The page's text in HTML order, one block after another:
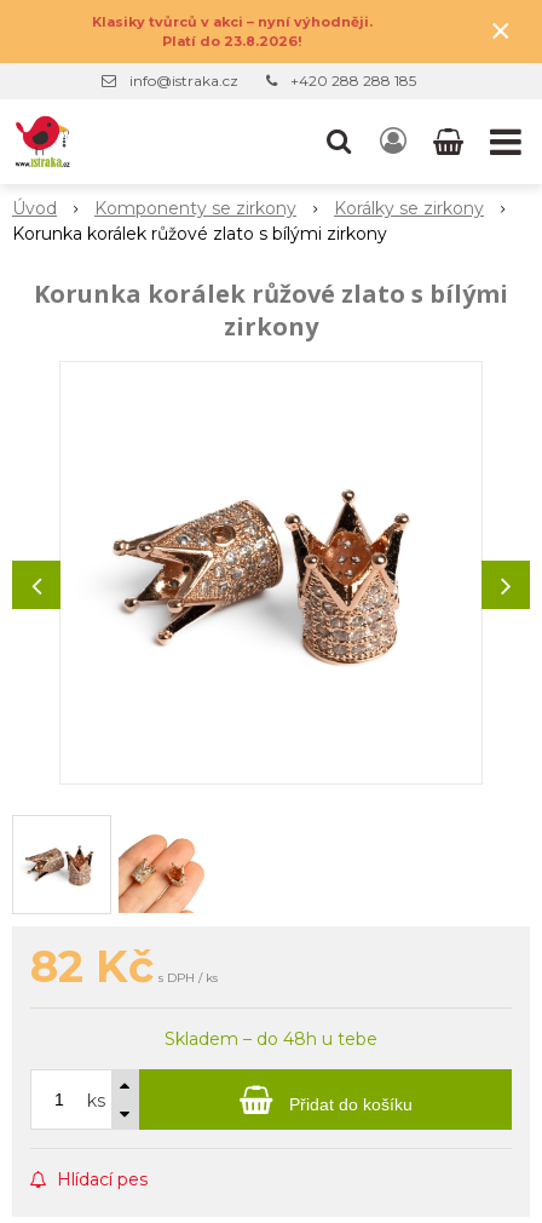
Klasiky tvůrců v akci – nyní výhodněji.
Platí do 23.8.2026!
×
info@istraka.cz +420 288 288 185
Úvod Komponenty se zirkony
Korálky se zirkony
Korunka korálek růžové zlato s bílými zirkony
Korunka korálek růžové zlato s bílými
zirkony
82 Kč s DPH / ks
Skladem – do 48h u tebe
ks Přidat do košíku
Hlídací pes